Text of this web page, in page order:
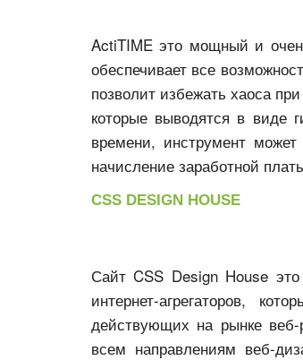
ActiTIME это мощный и
обеспечивает все
позволит избежать хаоса
которые выводятся в виде
времени, инструмент
начисление заработной
CSS DESIGN HOUSE
Сайт CSS Design House
интернет-агрегаторов,
действующих на рынке
всем направлениям веб-